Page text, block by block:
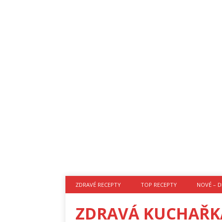
ZDRAVÉ RECEPTY TOP RECEPTY NOVÉ –
ZDRAVÁ